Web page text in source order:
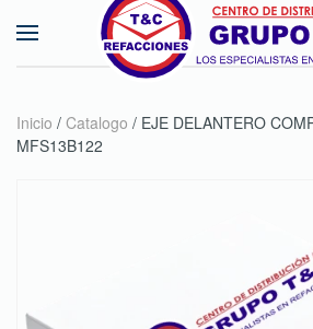
Skip to main content
Inicio / Catalogo / EJE DELANTERO
MFS13B122